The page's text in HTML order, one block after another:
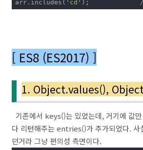
arr.includes( 'cd'
[ ES8 (ES2017) ]
1. Object.values(),
기존에서 keys()는 있었는데, 거기에 값
다 리턴해주는 entries()가 추가되었다.
던거라 그냥 편의성 측면이다.